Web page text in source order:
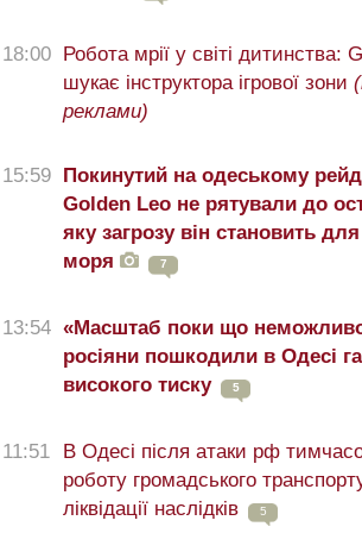
18:00 Робота мрії у світі дитинства:
шукає інструктора ігрової зони
реклами)
15:59 Покинутий на одеському
Golden Leo не рятували до
яку загрозу він становить
моря
7
13:54 «Масштаб поки що неможливо
росіяни пошкодили в Одесі
високого тиску
5
11:51
В Одесі після атаки рф
роботу громадського
ліквідації наслідків
5